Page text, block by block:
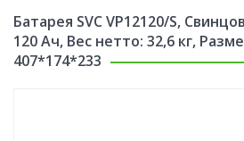
Батарея SVC VP12120/S,
120 Ач, Вес нетто: 32,6 кг,
407*174*233